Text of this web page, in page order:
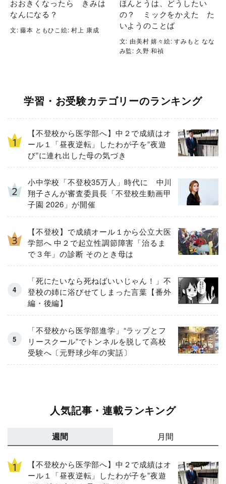
おおきくなったら きみは
なんになる？
文: 藤本 ともひこ絵: 村上 康成
ほんとうは、どうしたい
の？ ミックをかえた た
いようのことば
文: 由美村 嬉々絵: すみもと なな
み監: 久野 和禎
学習・お受験カテゴリーのランキング
【不登校から医学部へ】中２で成績はオ
ール１「昼夜逆転」したわが子を”夜遊
び”に連れ出した母の気づき
小中学校「不登校35万人」時代に 中川
翔子さんが審査委員長「不登校生動画甲
子園 2026」が開催
【不登校】で成績オール１から公立大医
学部へ 中２で起立性調節障害「治るま
で３年」の診断 そのとき母は
「死にたいなら死ねばいいじゃん！」不
登校の姉に浴びせてしまった言葉【番外
編・後編】
「不登校から医学部進学」“ラップとフ
リースクール”でトンネルを脱して高校
受験へ〔元野球少年の実話〕
人気記事・連載ランキング
週間 月間
【不登校から医学部へ】中２で成績はオ
ール１「昼夜逆転」したわが子を”夜遊